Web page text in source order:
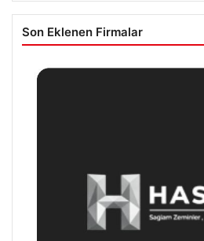
Son Eklenen Firmalar